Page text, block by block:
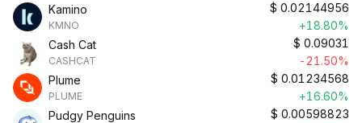
Kamino
KMNO
$ 0.02144956
+18.80%
Cash Cat
CASHCAT
$ 0.09031
-21.50%
Plume
PLUME
$ 0.01234568
+16.60%
Pudgy Penguins
$ 0.00598823